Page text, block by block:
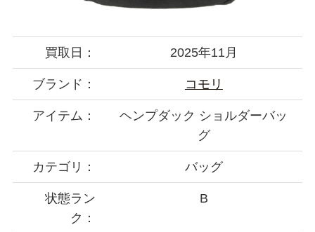
買取日： 2025年11月
ブランド： コモリ
アイテム：
ヘンプダック ショルダーバッ
グ
カテゴリ： バッグ
状態ラン
ク：
B